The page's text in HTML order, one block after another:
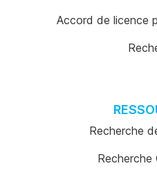
Accord de licence
Recherche
Recherche